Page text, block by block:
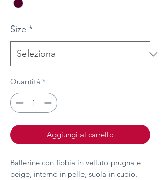
Size *
Quantità *
Aggiungi al carrello
Ballerine con fibbia in velluto prugna e
beige, interno in pelle, suola in cuoio.